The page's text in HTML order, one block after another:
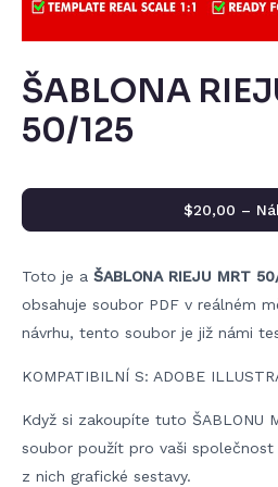
ŠABLONA
50/125
Toto je a ŠABLONA RIEJU MRT
obsahuje soubor PDF v reálném
návrhu, tento soubor je již námi
KOMPATIBILNÍ S: ADOBE
Když si zakoupíte tuto ŠABLONU
soubor použít pro vaši
z nich grafické sestavy.
$20,00 –